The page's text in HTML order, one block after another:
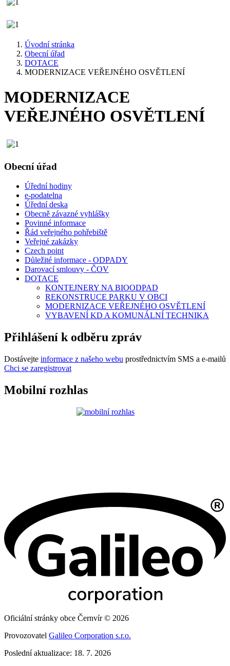
Úvodní stránka
Obecní úřad
DOTACE
MODERNIZACE VEŘEJNÉHO OSVĚTLENÍ
MODERNIZACE
VEŘEJNÉHO OSVĚTLENÍ
Obecní úřad
Úřední hodiny
e-podatelna
Úřední deska
Obecně závazné vyhlášky
Povinné informace
Řád veřejného pohřebiště
Veřejné zakázky
Czech point
Důležité informace - ODPADY
Darovací smlouvy - ČOV
DOTACE
KONTEJNERY NA BIOODPAD
REKONSTRUCE PARKU V OBCI
MODERNIZACE VEŘEJNÉHO OSVĚTLENÍ
VYBAVENÍ KD A KOMUNÁLNÍ TECHNIKA
Přihlášení k odběru zpráv
Dostávejte informace z našeho webu prostřednictvím SMS a e-mailů
Chci se zaregistrovat
Mobilní rozhlas
Oficiální stránky obce Černvír © 2026
Provozovatel Galileo Corporation s.r.o.
Poslední aktualizace: 18. 7. 2026